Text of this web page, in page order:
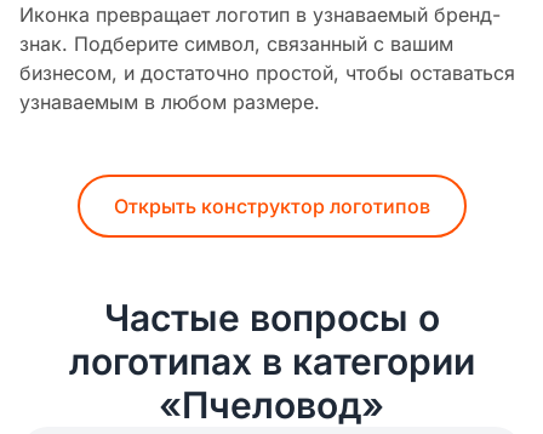
Иконка превращает логотип в узнаваемый бренд-
знак. Подберите символ, связанный с вашим
бизнесом, и достаточно простой, чтобы оставаться
узнаваемым в любом размере.
Открыть конструктор логотипов
Частые вопросы о
логотипах в категории
«Пчеловод»